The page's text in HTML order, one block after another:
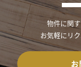
物件に関
お気軽にリ